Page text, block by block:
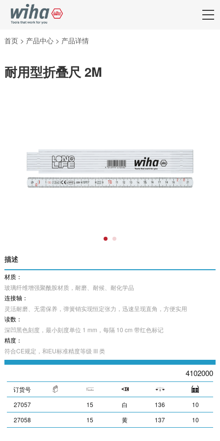
首页 > 产品中心 > 产品详情
耐用型折叠尺 2M
描述
材质：
玻璃纤维增强聚酰胺材质，耐磨、耐候、耐化学品
连接轴：
灵活耐磨、无需保养，弹簧销实现恒定张力，迅速呈现直角，方便实用
读数：
深凹黑色刻度，最小刻度单位 1 mm，每隔 10 cm 带红色标记
精度：
符合CE规定，和EU标准精度等级 III 类
4102000
订货号
27057
15 白 136
10
27058
15 黄 137 10